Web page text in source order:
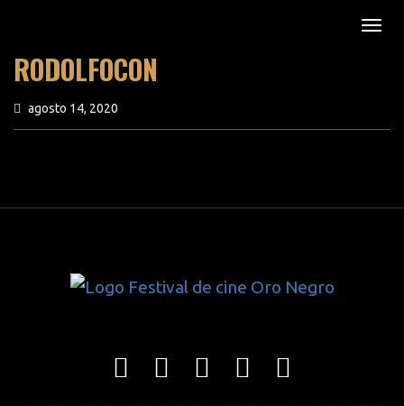
RODOLFOCON
agosto 14, 2020